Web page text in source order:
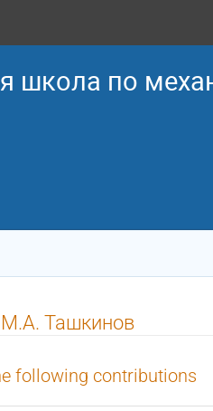
школа по
М.А. Ташкинов
following contributions